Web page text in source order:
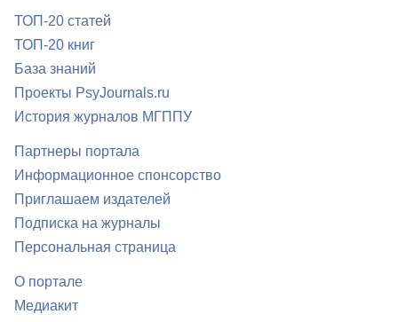
ТОП-20 статей
ТОП-20 книг
База знаний
Проекты PsyJournals.ru
История журналов МГППУ
Партнеры портала
Информационное спонсорство
Приглашаем издателей
Подписка на журналы
Персональная страница
О портале
Медиакит